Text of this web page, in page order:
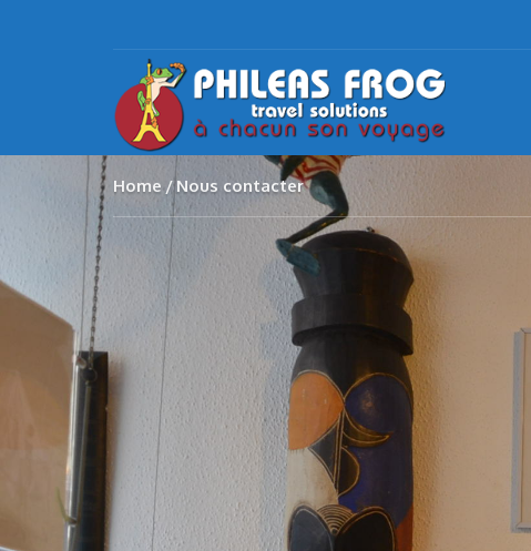
Home Nous contacter